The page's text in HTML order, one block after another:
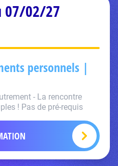
07/02/27
personnels |
- La rencontre
! Pas de pré-requis